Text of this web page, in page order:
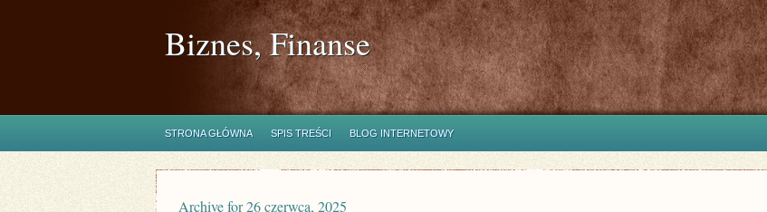
Biznes, Finanse
STRONA GŁÓWNA SPIS TREŚCI BLOG INTERNETOWY
Archive for 26 czerwca, 2025